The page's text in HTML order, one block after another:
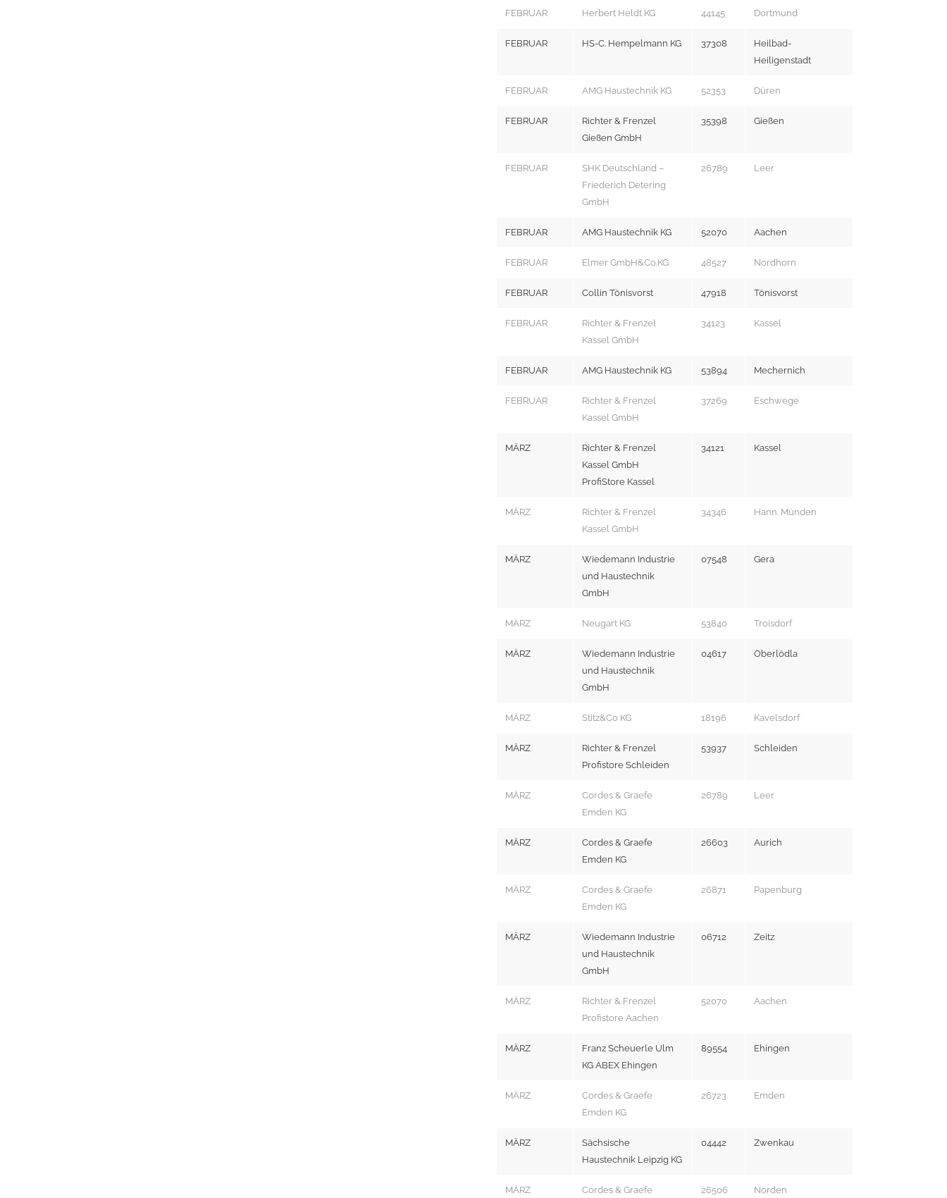
FEBRUAR Herbert Heldt KG 44145 Dortmund
FEBRUAR HS-C. Hempelmann KG 37308
Heilbad-
Heiligenstadt
FEBRUAR AMG Haustechnik KG 52353 Düren
FEBRUAR
Richter & Frenzel
Gießen GmbH
35398 Gießen
FEBRUAR
SHK Deutschland –
Friederich Detering
GmbH
26789 Leer
FEBRUAR AMG Haustechnik KG 52070 Aachen
FEBRUAR Elmer GmbH&Co.KG 48527 Nordhorn
FEBRUAR Collin Tönisvorst 47918 Tönisvorst
FEBRUAR
Richter & Frenzel
Kassel GmbH
34123 Kassel
FEBRUAR AMG Haustechnik KG 53894 Mechernich
FEBRUAR
Richter & Frenzel
Kassel GmbH
37269 Eschwege
MÄRZ
Richter & Frenzel
Kassel GmbH
ProfiStore Kassel
34121 Kassel
MÄRZ
Richter & Frenzel
Kassel GmbH
34346 Hann. Münden
MÄRZ
Wiedemann Industrie
und Haustechnik
GmbH
07548 Gera
MÄRZ Neugart KG 53840 Troisdorf
MÄRZ
Wiedemann Industrie
und Haustechnik
GmbH
04617 Oberlödla
MÄRZ Stitz&Co KG 18196 Kavelsdorf
MÄRZ
Richter & Frenzel
Profistore Schleiden
53937 Schleiden
MÄRZ
Cordes & Graefe
Emden KG
26789 Leer
MÄRZ
Cordes & Graefe
Emden KG
26603 Aurich
MÄRZ
Cordes & Graefe
Emden KG
26871 Papenburg
MÄRZ
Wiedemann Industrie
und Haustechnik
GmbH
06712 Zeitz
MÄRZ
Richter & Frenzel
Profistore Aachen
52070 Aachen
MÄRZ
Franz Scheuerle Ulm
KG ABEX Ehingen
89554 Ehingen
MÄRZ
Cordes & Graefe
Emden KG
26723 Emden
MÄRZ
Sächsische
Haustechnik Leipzig KG
04442 Zwenkau
MÄRZ Cordes & Graefe 26506 Norden